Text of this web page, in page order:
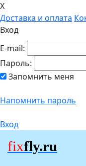
X
Доставка и оплата
Вход
E-mail:
Пароль:
Запомнить меня
Напомнить пароль
Вход
fixfly.ru